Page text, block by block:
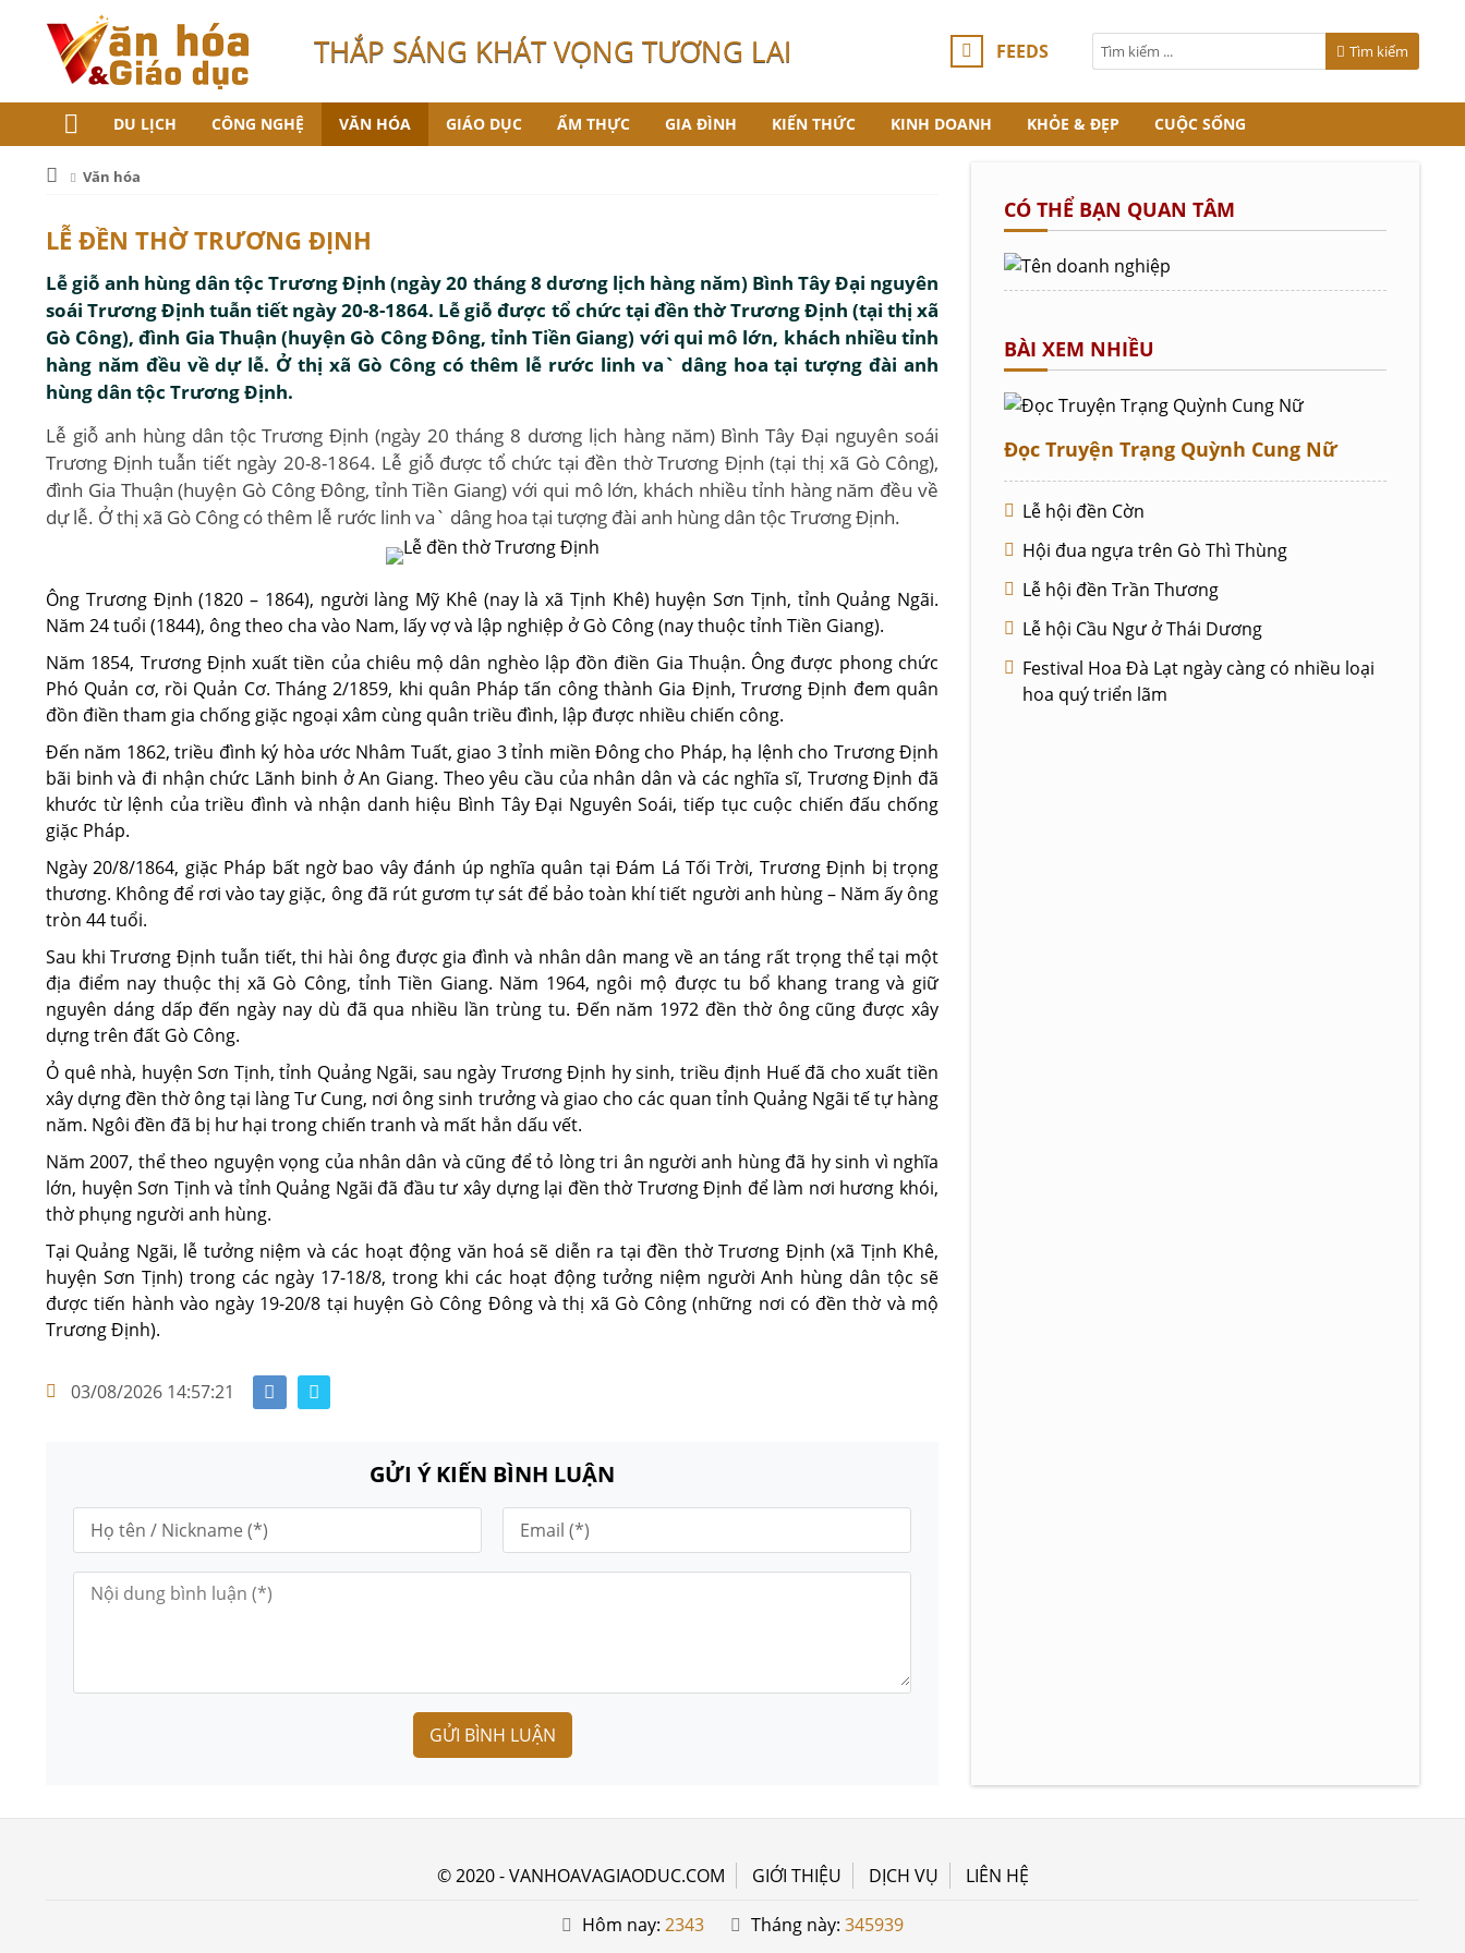
THẮP SÁNG KHÁT VỌNG TƯƠNG LAI FEEDS Tìm kiếm
DU LỊCH CÔNG NGHỆ VĂN HÓA GIÁO DỤC ẨM THỰC GIA ĐÌNH KIẾN THỨC KINH DOANH KHỎE & ĐẸP CUỘC SỐNG
Văn hóa
LỄ ĐỀN THỜ TRƯƠNG ĐỊNH
Lễ giỗ anh hùng dân tộc Trương Ðịnh (ngày 20 tháng 8 dương lịch hàng năm) Bình Tây Ðại nguyên
soái Trương Ðịnh tuẫn tiết ngày 20-8-1864. Lễ giỗ được tổ chức tại đền thờ Trương Ðịnh (tại thị xã
Gò Công), đình Gia Thuận (huyện Gò Công Ðông, tỉnh Tiền Giang) với qui mô lớn, khách nhiều tỉnh
hàng năm đều về dự lễ. Ở thị xã Gò Công có thêm lễ rước linh va` dâng hoa tại tượng đài anh
hùng dân tộc Trương Ðịnh.
Lễ giỗ anh hùng dân tộc Trương Ðịnh (ngày 20 tháng 8 dương lịch hàng năm) Bình Tây Ðại nguyên soái
Trương Ðịnh tuẫn tiết ngày 20-8-1864. Lễ giỗ được tổ chức tại đền thờ Trương Ðịnh (tại thị xã Gò Công),
đình Gia Thuận (huyện Gò Công Ðông, tỉnh Tiền Giang) với qui mô lớn, khách nhiều tỉnh hàng năm đều về
dự lễ. Ở thị xã Gò Công có thêm lễ rước linh va` dâng hoa tại tượng đài anh hùng dân tộc Trương Ðịnh.
Ông Trương Định (1820 – 1864), người làng Mỹ Khê (nay là xã Tịnh Khê) huyện Sơn Tịnh, tỉnh Quảng Ngãi.
Năm 24 tuổi (1844), ông theo cha vào Nam, lấy vợ và lập nghiệp ở Gò Công (nay thuộc tỉnh Tiền Giang).
Năm 1854, Trương Định xuất tiền của chiêu mộ dân nghèo lập đồn điền Gia Thuận. Ông được phong chức
Phó Quản cơ, rồi Quản Cơ. Tháng 2/1859, khi quân Pháp tấn công thành Gia Định, Trương Định đem quân
đồn điền tham gia chống giặc ngoại xâm cùng quân triều đình, lập được nhiều chiến công.
Đến năm 1862, triều đình ký hòa ước Nhâm Tuất, giao 3 tỉnh miền Đông cho Pháp, hạ lệnh cho Trương Định
bãi binh và đi nhận chức Lãnh binh ở An Giang. Theo yêu cầu của nhân dân và các nghĩa sĩ, Trương Định đã
khước từ lệnh của triều đình và nhận danh hiệu Bình Tây Đại Nguyên Soái, tiếp tục cuộc chiến đấu chống
giặc Pháp.
Ngày 20/8/1864, giặc Pháp bất ngờ bao vây đánh úp nghĩa quân tại Đám Lá Tối Trời, Trương Định bị trọng
thương. Không để rơi vào tay giặc, ông đã rút gươm tự sát để bảo toàn khí tiết người anh hùng – Năm ấy ông
tròn 44 tuổi.
Sau khi Trương Định tuẫn tiết, thi hài ông được gia đình và nhân dân mang về an táng rất trọng thể tại một
địa điểm nay thuộc thị xã Gò Công, tỉnh Tiền Giang. Năm 1964, ngôi mộ được tu bổ khang trang và giữ
nguyên dáng dấp đến ngày nay dù đã qua nhiều lần trùng tu. Đến năm 1972 đền thờ ông cũng được xây
dựng trên đất Gò Công.
Ỏ quê nhà, huyện Sơn Tịnh, tỉnh Quảng Ngãi, sau ngày Trương Định hy sinh, triều định Huế đã cho xuất tiền
xây dựng đền thờ ông tại làng Tư Cung, nơi ông sinh trưởng và giao cho các quan tỉnh Quảng Ngãi tế tự hàng
năm. Ngôi đền đã bị hư hại trong chiến tranh và mất hẳn dấu vết.
Năm 2007, thể theo nguyện vọng của nhân dân và cũng để tỏ lòng tri ân người anh hùng đã hy sinh vì nghĩa
lớn, huyện Sơn Tịnh và tỉnh Quảng Ngãi đã đầu tư xây dựng lại đền thờ Trương Định để làm nơi hương khói,
thờ phụng người anh hùng.
Tại Quảng Ngãi, lễ tưởng niệm và các hoạt động văn hoá sẽ diễn ra tại đền thờ Trương Định (xã Tịnh Khê,
huyện Sơn Tịnh) trong các ngày 17-18/8, trong khi các hoạt động tưởng niệm người Anh hùng dân tộc sẽ
được tiến hành vào ngày 19-20/8 tại huyện Gò Công Đông và thị xã Gò Công (những nơi có đền thờ và mộ
Trương Định).
03/08/2026 14:57:21
GỬI Ý KIẾN BÌNH LUẬN
GỬI BÌNH LUẬN
CÓ THỂ BẠN QUAN TÂM
BÀI XEM NHIỀU
Đọc Truyện Trạng Quỳnh Cung Nữ
Lễ hội đền Cờn
Hội đua ngựa trên Gò Thì Thùng
Lễ hội đền Trần Thương
Lễ hội Cầu Ngư ở Thái Dương
Festival Hoa Đà Lạt ngày càng có nhiều loại
hoa quý triển lãm
© 2020 - VANHOAVAGIAODUC.COM GIỚI THIỆU DỊCH VỤ LIÊN HỆ
Hôm nay: 2343 Tháng này: 345939